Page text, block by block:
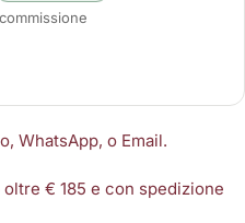
WhatsApp, o Email.
€ 185 e con spedizione